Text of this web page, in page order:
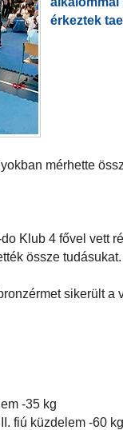
érkeztek
mérhette
Klub 4 fővel vett
össze tudásukat.
sikerült a
-35 kg
fiú küzdelem -60 kg